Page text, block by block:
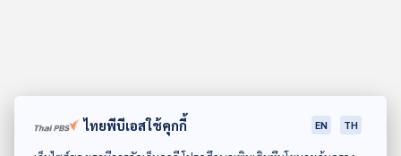
และ
ดาวน์โหลด Thai PBS Podcast Application
ไทยพีบีเอสใช้คุกกี้ EN TH